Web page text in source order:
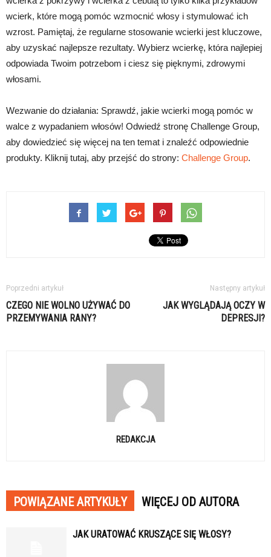
wcierk, które mogą pomóc wzmocnić włosy i stymulować ich
wzrost. Pamiętaj, że regularne stosowanie wcierki jest kluczowe,
aby uzyskać najlepsze rezultaty. Wybierz wcierkę, która najlepiej
odpowiada Twoim potrzebom i ciesz się pięknymi, zdrowymi
włosami.
Wezwanie do działania: Sprawdź, jakie wcierki mogą pomóc w
walce z wypadaniem włosów! Odwiedź stronę Challenge Group,
aby dowiedzieć się więcej na ten temat i znaleźć odpowiednie
produkty. Kliknij tutaj, aby przejść do strony: Challenge Group.
Poprzedni artykuł
CZEGO NIE WOLNO UŻYWAĆ DO
PRZEMYWANIA RANY?
Następny artykuł
JAK WYGLĄDAJĄ OCZY W
DEPRESJI?
REDAKCJA
POWIĄZANE ARTYKUŁY WIĘCEJ OD AUTORA
JAK URATOWAĆ KRUSZĄCE SIĘ WŁOSY?